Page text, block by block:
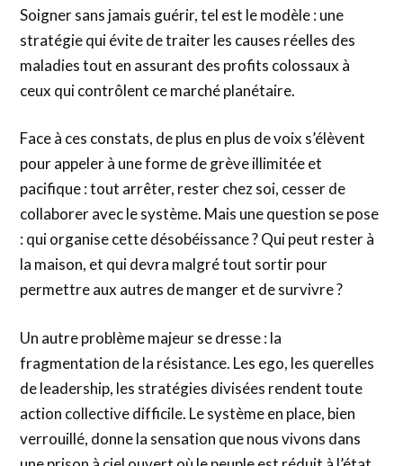
Soigner sans jamais guérir, tel est le modèle : une
stratégie qui évite de traiter les causes réelles des
maladies tout en assurant des profits colossaux à
ceux qui contrôlent ce marché planétaire.
Face à ces constats, de plus en plus de voix s’élèvent
pour appeler à une forme de grève illimitée et
pacifique : tout arrêter, rester chez soi, cesser de
collaborer avec le système. Mais une question se pose
: qui organise cette désobéissance ? Qui peut rester à
la maison, et qui devra malgré tout sortir pour
permettre aux autres de manger et de survivre ?
Un autre problème majeur se dresse : la
fragmentation de la résistance. Les ego, les querelles
de leadership, les stratégies divisées rendent toute
action collective difficile. Le système en place, bien
verrouillé, donne la sensation que nous vivons dans